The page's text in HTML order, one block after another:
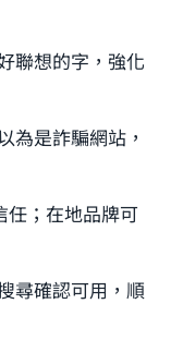
聯想的字，強化
為是詐騙網站，
任；在地品牌可
尋確認可用，順